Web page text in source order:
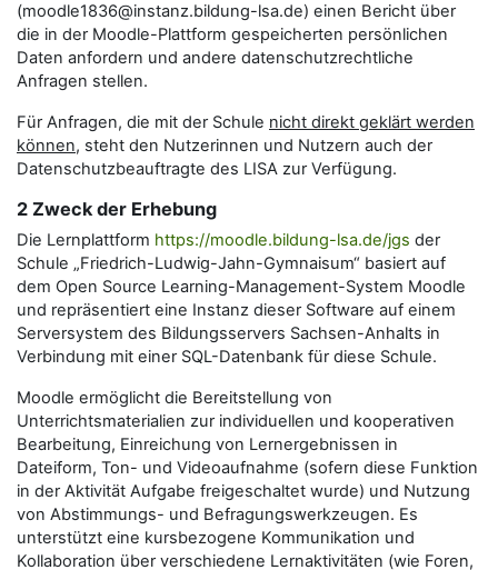
(moodle1836@instanz.bildung-lsa.de) einen Bericht über
die in der Moodle-Plattform gespeicherten persönlichen
Daten anfordern und andere datenschutzrechtliche
Anfragen stellen.
Für Anfragen, die mit der Schule nicht direkt geklärt werden
können, steht den Nutzerinnen und Nutzern auch der
Datenschutzbeauftragte des LISA zur Verfügung.
2 Zweck der Erhebung
Die Lernplattform https://moodle.bildung-lsa.de/jgs der
Schule „Friedrich-Ludwig-Jahn-Gymnaisum“ basiert auf
dem Open Source Learning-Management-System Moodle
und repräsentiert eine Instanz dieser Software auf einem
Serversystem des Bildungsservers Sachsen-Anhalts in
Verbindung mit einer SQL-Datenbank für diese Schule.
Moodle ermöglicht die Bereitstellung von
Unterrichtsmaterialien zur individuellen und kooperativen
Bearbeitung, Einreichung von Lernergebnissen in
Dateiform, Ton- und Videoaufnahme (sofern diese Funktion
in der Aktivität Aufgabe freigeschaltet wurde) und Nutzung
von Abstimmungs- und Befragungswerkzeugen. Es
unterstützt eine kursbezogene Kommunikation und
Kollaboration über verschiedene Lernaktivitäten (wie Foren,